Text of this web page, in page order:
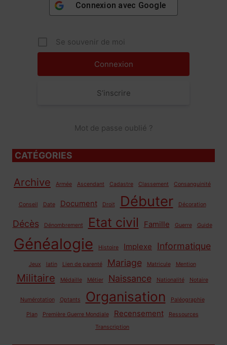
Connexion avec Google
Se souvenir de moi
S’inscrire
Mot de passe oublié ?
CATÉGORIES
Archive Armée Ascendant Cadastre Classement Consanguinité
Conseil Date Document Droit Débuter Décoration
Décès Dénombrement Etat civil Famille Guerre Guide
Généalogie Histoire Implexe Informatique
Jeux latin Lien de parenté Mariage Matricule Mention
Militaire Médaille Métier Naissance Nationalité Notaire
Numérotation Optants Organisation Paléographie
Plan Première Guerre Mondiale Recensement
Ressources
Transcription